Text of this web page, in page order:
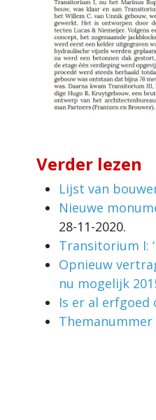
Verder lezen
Lijst van
Nieuwe
28-11-2020.
Transitorium I:
Opnieuw
nu mogelijk
Is er al erfgoed